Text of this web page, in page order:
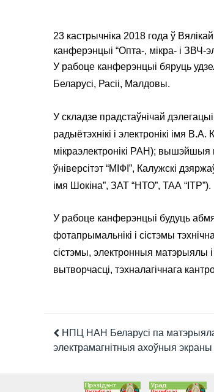
23 кастрычніка 2018 года ў
канферэнцыі “Опта-, мікра- і
У рабоце канферэнцыі бяруць
Беларусі, Расіі, Малдовы.
У складзе прадстаўнічай
радыётэхнікі і электронікі імя
мікраэлектронікі РАН);
ўніверсітэт “МІФІ”, Калужскі
імя Шокіна”, ЗАТ “НТО”, ТАА “ІТР”).
У рабоце канферэнцыі будуць
фотапрымальнікі і сістэмы
сістэмы, электронныя матэрыялы
вытворчасці, тэхналагічнага
НПЦ НАН Беларусі па
электрамагнітныя ахоўныя